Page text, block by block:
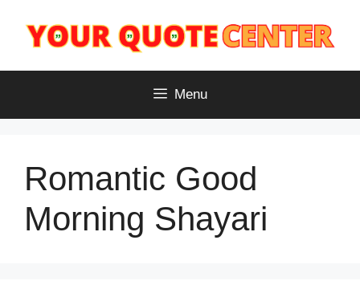
content
Menu
Romantic Good
Morning Shayari